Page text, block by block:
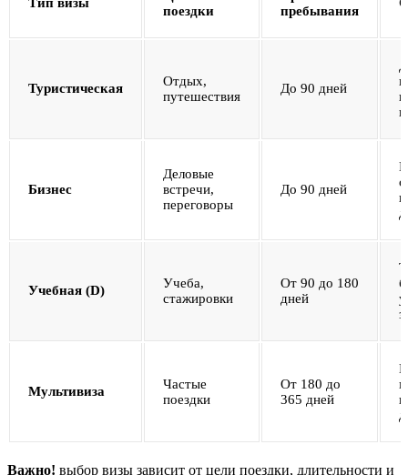
поездки
пребывания
Туристическая
Отдых,
путешествия
До 90 дней
Бизнес
Деловые
встречи,
переговоры
До 90 дней
Учебная (D)
Учеба,
стажировки
От 90 до 180
дней
Мультивиза
Частые
поездки
От 180 до
365 дней
Важно! выбор визы зависит от цели поездки, длительности и